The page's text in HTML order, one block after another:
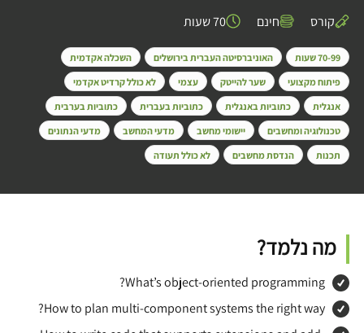
קורס
חינם 70 שעות
70-99 שעות האוניברסיטה העברית בירושלים
השכלה אקדמית
פיתוח מקצועי
שער להייטק עצמי
לא כולל קרדיט אקדמי
אנגלית
כתוביות באנגלית כתוביות בעברית
כתוביות בערבית
טכנולוגיה ומחשבים
יישומי מחשב מדעי המחשב
מדעי הנתונים
תכנות
הנדסת מחשבים לא כולל תעודה
מה נלמד?
What’s object-oriented programming?
How to plan multi-component systems the right way?